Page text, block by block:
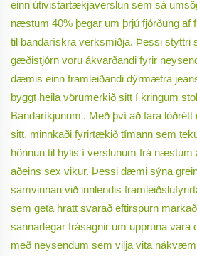
einn útivistartækjaverslun sem sá
næstum 40% þegar um þrjú fjórðung af
til bandarískra verksmiðja. Þessi styttri
gæðistjórn voru ákvarðandi fyrir
dæmis einn framleiðandi dýrmætra
byggt heila vörumerkið sitt í kringum
Bandaríkjunum'. Með því að fara lóðrétt
sitt, minnkaði fyrirtækið tímann sem
hönnun til hylis í verslunum frá næstum
aðeins sex vikur. Þessi dæmi sýna
samvinnan við innlendis
sem geta hratt svarað eftirspurn
sannarlegar frásagnir um uppruna vara
með neysendum sem vilja vita